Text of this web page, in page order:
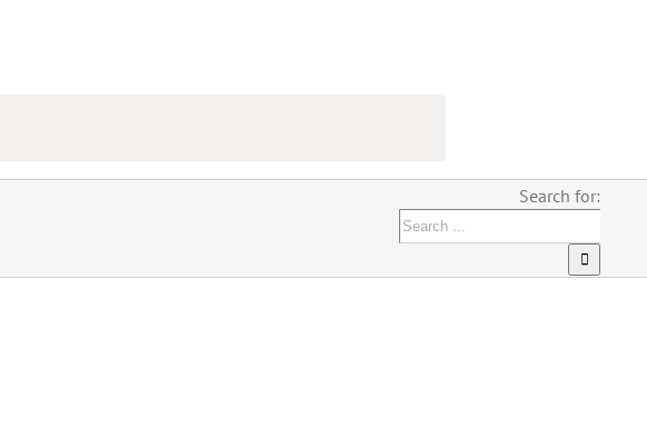
Search for: